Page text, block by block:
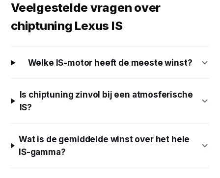
Veelgestelde vragen over
chiptuning Lexus IS
Welke IS-motor heeft de meeste winst?
Is chiptuning zinvol bij een atmosferische
IS?
Wat is de gemiddelde winst over het hele
IS-gamma?